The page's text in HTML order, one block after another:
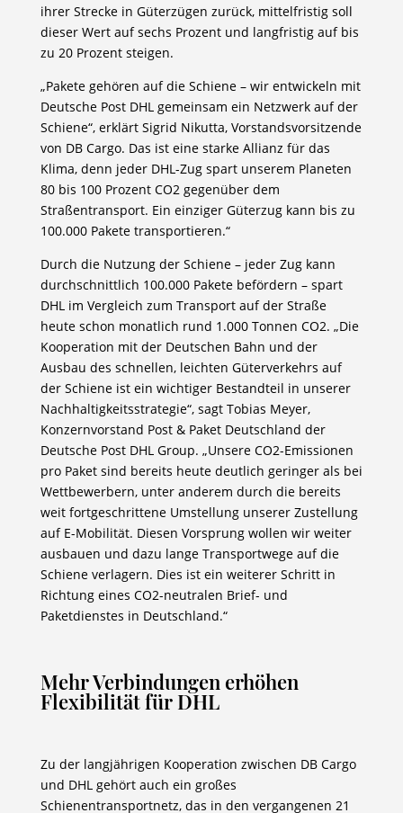
ihrer Strecke in Güterzügen zurück, mittelfristig soll
dieser Wert auf sechs Prozent und langfristig auf bis
zu 20 Prozent steigen.
„Pakete gehören auf die Schiene – wir entwickeln mit
Deutsche Post DHL gemeinsam ein Netzwerk auf der
Schiene“, erklärt Sigrid Nikutta, Vorstandsvorsitzende
von DB Cargo. Das ist eine starke Allianz für das
Klima, denn jeder DHL-Zug spart unserem Planeten
80 bis 100 Prozent CO2 gegenüber dem
Straßentransport. Ein einziger Güterzug kann bis zu
100.000 Pakete transportieren.“
Durch die Nutzung der Schiene – jeder Zug kann
durchschnittlich 100.000 Pakete befördern – spart
DHL im Vergleich zum Transport auf der Straße
heute schon monatlich rund 1.000 Tonnen CO2. „Die
Kooperation mit der Deutschen Bahn und der
Ausbau des schnellen, leichten Güterverkehrs auf
der Schiene ist ein wichtiger Bestandteil in unserer
Nachhaltigkeitsstrategie“, sagt Tobias Meyer,
Konzernvorstand Post & Paket Deutschland der
Deutsche Post DHL Group. „Unsere CO2-Emissionen
pro Paket sind bereits heute deutlich geringer als bei
Wettbewerbern, unter anderem durch die bereits
weit fortgeschrittene Umstellung unserer Zustellung
auf E-Mobilität. Diesen Vorsprung wollen wir weiter
ausbauen und dazu lange Transportwege auf die
Schiene verlagern. Dies ist ein weiterer Schritt in
Richtung eines CO2-neutralen Brief- und
Paketdienstes in Deutschland.“
Mehr Verbindungen erhöhen
Flexibilität für DHL
Zu der langjährigen Kooperation zwischen DB Cargo
und DHL gehört auch ein großes
Schienentransportnetz, das in den vergangenen 21